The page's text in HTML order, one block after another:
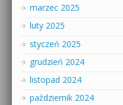
marzec 2025
luty 2025
styczeń 2025
grudzień 2024
listopad 2024
październik 2024